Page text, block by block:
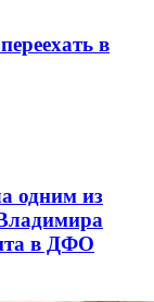
в
одним из
в ДФО